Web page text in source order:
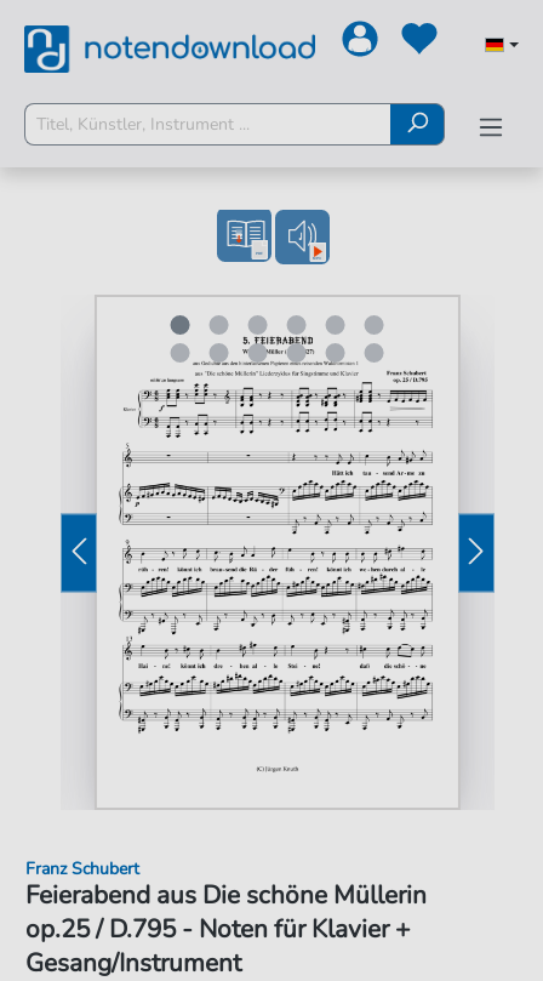
Feierabend aus Die schöne Müllerin
op.25 / D.795 - Noten für Klavier +
Gesang/Instrument
Franz Schubert